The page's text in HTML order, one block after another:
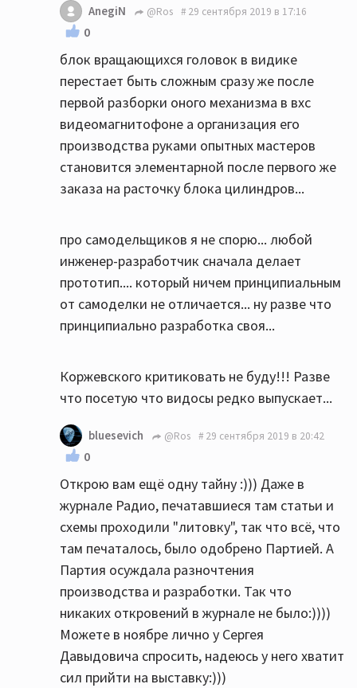
AnegiN @Ros 29 сентября 2019 в 17:16
0
блок вращающихся головок в видике
перестает быть сложным сразу же после
первой разборки оного механизма в вхс
видеомагнитофоне а организация его
производства руками опытных мастеров
становится элементарной после первого же
заказа на расточку блока цилиндров...
про самодельщиков я не спорю... любой
инженер-разработчик сначала делает
прототип.... который ничем принципиальным
от самоделки не отличается... ну разве что
принципиально разработка своя...
Коржевского критиковать не буду!!! Разве
что посетую что видосы редко выпускает...
bluesevich @Ros 29 сентября 2019 в 20:42
0
Открою вам ещё одну тайну :))) Даже в
журнале Радио, печатавшиеся там статьи и
схемы проходили "литовку", так что всё, что
там печаталось, было одобрено Партией. А
Партия осуждала разночтения
производства и разработки. Так что
никаких откровений в журнале не было:))))
Можете в ноябре лично у Сергея
Давыдовича спросить, надеюсь у него хватит
сил прийти на выставку:)))